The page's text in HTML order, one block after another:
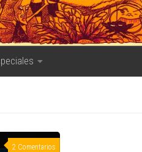
2 Comentarios